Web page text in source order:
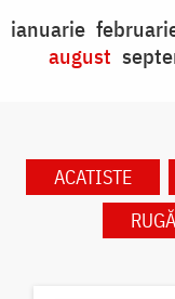
ianuarie
august
ACATISTE